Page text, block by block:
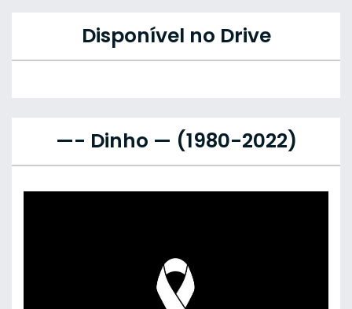
Disponível no Drive
—- Dinho — (1980-2022)